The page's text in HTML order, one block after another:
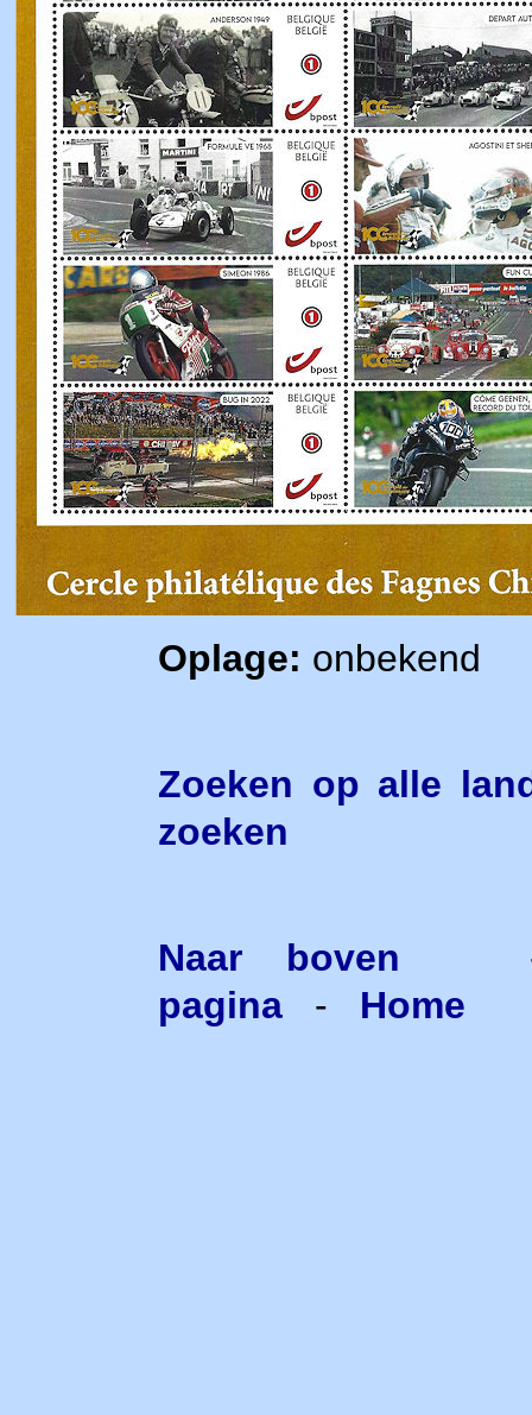
Oplage: onbekend
Zoeken op alle
zoeken
Naar boven
pagina - Home